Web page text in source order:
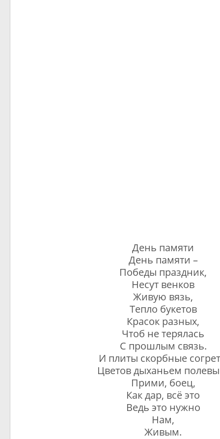
День памяти
День памяти –
Победы праздник,
Несут венков
Живую вязь,
Тепло букетов
Красок разных,
Чтоб не терялась
С прошлым связь.
И плиты скорбные
Цветов дыханьем
Прими, боец,
Как дар, всё это
Ведь это нужно
Нам,
Живым.